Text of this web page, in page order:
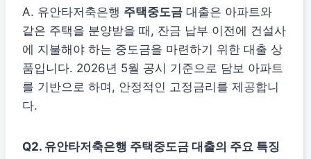
A. 유안타저축은행 주택중도금 대출은 아파트와
같은 주택을 분양받을 때, 잔금 납부 이전에 건설사
에 지불해야 하는 중도금을 마련하기 위한 대출 상
품입니다. 2026년 5월 공시 기준으로 담보 아파트
를 기반으로 하며, 안정적인 고정금리를 제공합니
다.
Q2. 유안타저축은행 주택중도금 대출의 주요 특징